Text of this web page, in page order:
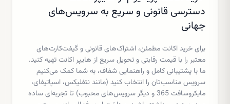
دسترسی قانونی و سریع به سرویس‌های
جهانی
برای خرید اکانت مطمئن، اشتراک‌های قانونی و گیفت‌کارت‌های
معتبر را با قیمت رقابتی و تحویل سریع از هایپر اکانت تهیه کنید.
ما با پشتیبانی کامل و راهنمایی شفاف، به شما کمک می‌کنیم
سرویس مناسب‌تان را انتخاب کنید (مانند نتفلیکس، اسپاتیفای،
مایکروسافت 365 و دیگر سرویس‌های محبوب) تا تجربه‌ای ساده